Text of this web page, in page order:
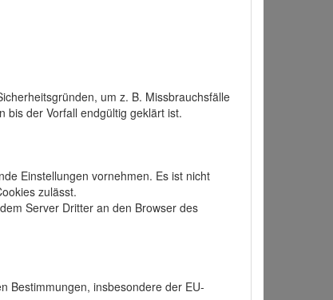
um z. B. Missbrauchsfälle
bis der Vorfall endgültig geklärt ist.
Einstellungen vornehmen. Es ist nicht
zulässt.
Server Dritter an den Browser des
Bestimmungen, insbesondere der EU-